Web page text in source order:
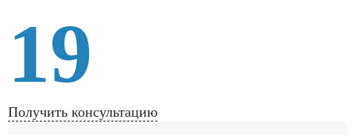
19
Получить консультацию